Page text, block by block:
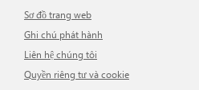
Sơ đồ trang web
Ghi chú phát hành
Liên hệ chúng tôi
Quyền riêng tư và cookie